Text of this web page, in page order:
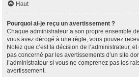
Haut
Pourquoi ai-je reçu un avertissement ?
Chaque administrateur a son propre ensemble
vous avez dérogé à une règle, vous pouvez
Notez que c’est la décision de l’administrateur,
pas concerné par les avertissements d’un site
l’administrateur si vous ne comprenez pas les
avertissement.